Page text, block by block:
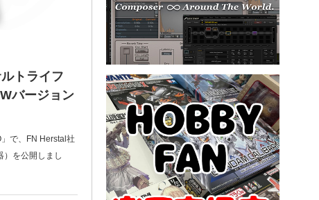
トライフ
バージョン
で、FN Herstal社
）を公開しまし